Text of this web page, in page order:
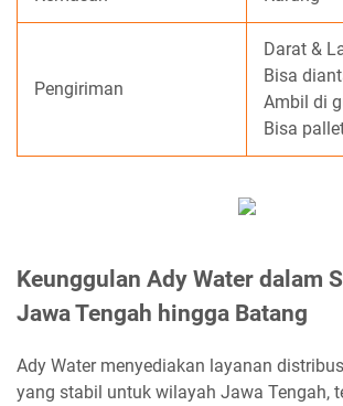
Pengiriman
Darat &
Bisa
Ambil di
Bisa
Keunggulan Ady Water dalam
Jawa Tengah hingga Batang
Ady Water menyediakan layanan
yang stabil untuk wilayah Jawa Tengah,